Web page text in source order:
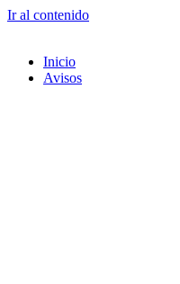
Ir al contenido
Inicio
Avisos